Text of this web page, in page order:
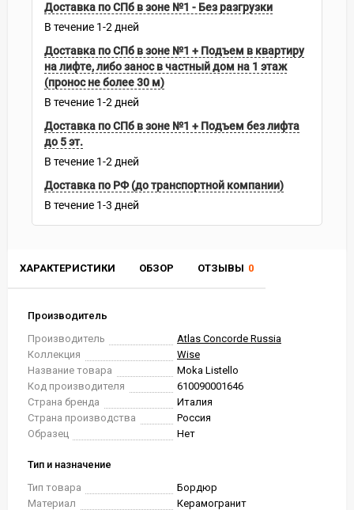
ХАРАКТЕРИСТИКИ ОБЗОР ОТЗЫВЫ 0
Производитель
Производитель
Atlas Concorde Russia
Коллекция
Wise
Название товара
Moka Listello
Код производителя
610090001646
Страна бренда
Италия
Страна производства
Россия
Образец
Нет
Тип и назначение
Тип товара
Бордюр
Материал
Керамогранит
Доставка по СПб в зоне №1 - Без разгрузки
В течение 1-2 дней
Доставка по СПб в зоне №1 + Подъем в квартиру
на лифте, либо занос в частный дом на 1 этаж
(пронос не более 30 м)
В течение 1-2 дней
Доставка по СПб в зоне №1 + Подъем без лифта
до 5 эт.
В течение 1-2 дней
Доставка по РФ (до транспортной компании)
В течение 1-3 дней